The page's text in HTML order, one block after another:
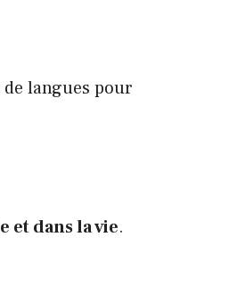
langues pour
et dans la vie.